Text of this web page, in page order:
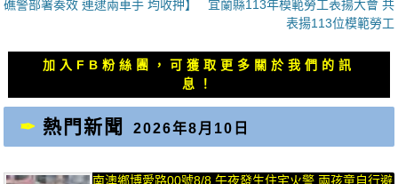
章
覽
上
礁警部署奏效 連逮兩車手 均收押】
下
文
章：
宜蘭縣113年模範勞工表揚大會 共
表揚113位模範勞工
加入FB粉絲團，可獲取更多關於我們的訊
息！
熱門新聞 2026年8月10日
南澳鄉博愛路00號8/8 午夜發生住宅火警 兩孩童自行避